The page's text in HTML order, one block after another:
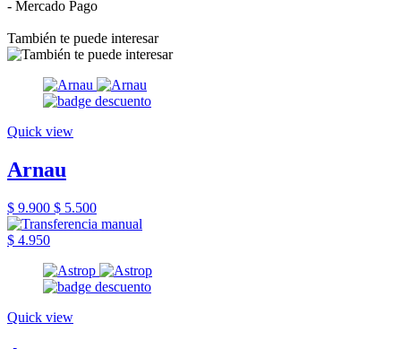
- Mercado Pago
También te puede interesar
Quick view
Arnau
$ 9.900 $ 5.500
$ 4.950
Quick view